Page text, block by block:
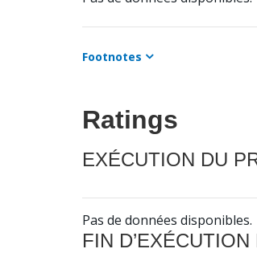
Footnotes
Ratings
EXÉCUTION DU
Pas de données disponibles.
FIN